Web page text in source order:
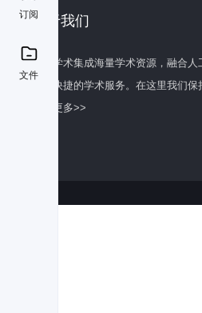
订阅
文件
关于我们
百度学术集成海量学术资源，融合
全面快捷的学术服务。在这里我们
了解更多>>